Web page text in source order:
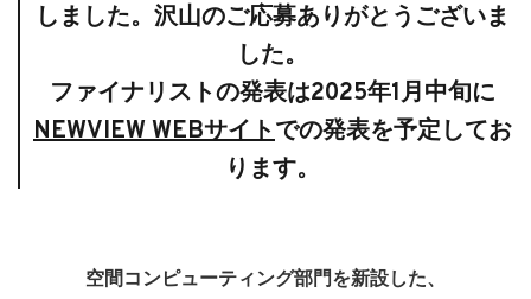
しました。沢山のご応募ありがとうございま
した。
ファイナリストの発表は2025年1月中旬に
NEWVIEW WEBサイトでの発表を予定してお
ります。
空間コンピューティング部門を新設した、